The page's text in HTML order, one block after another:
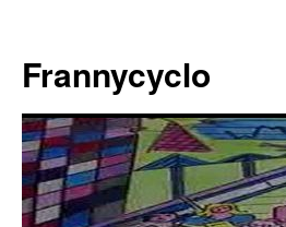
contenu
Frannycyclo